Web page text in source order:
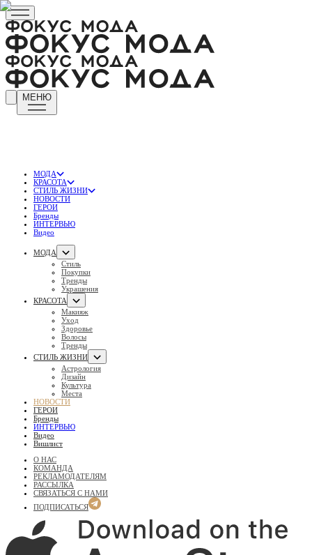
МЕНЮ
МОДА
КРАСОТА
СТИЛЬ ЖИЗНИ
НОВОСТИ
ГЕРОИ
Бренды
ИНТЕРВЬЮ
Видео
МОДА
Стиль
Покупки
Тренды
Украшения
КРАСОТА
Макияж
Уход
Здоровье
Волосы
Тренды
СТИЛЬ ЖИЗНИ
Астрология
Дизайн
Культура
Места
НОВОСТИ
ГЕРОИ
Бренды
ИНТЕРВЬЮ
Видео
Вишлист
О НАС
КОМАНДА
РЕКЛАМОДАТЕЛЯМ
РАССЫЛКА
СВЯЗАТЬСЯ С НАМИ
ПОДПИСАТЬСЯ